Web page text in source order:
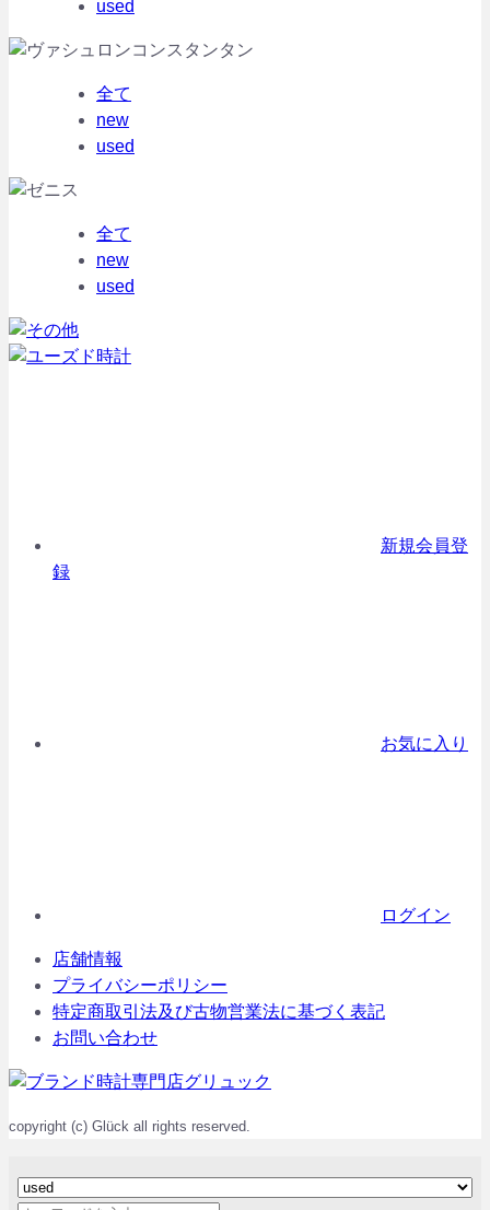
used
全て
new
used
全て
new
used
新規会員登
録
お気に入り
ログイン
店舗情報
プライバシーポリシー
特定商取引法及び古物営業法に基づく表記
お問い合わせ
copyright (c) Glück all rights reserved.